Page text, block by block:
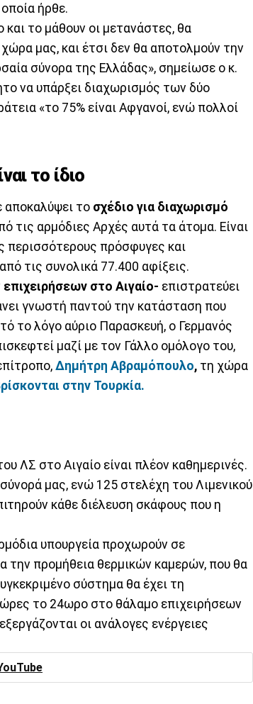
ήρθε.
και το μάθουν οι μετανάστες, θα
μας, και έτσι δεν θα αποτολμούν την
σύνορα της Ελλάδας», σημείωσε ο κ.
να υπάρξει διαχωρισμός των δύο
«το 75% είναι Αφγανοί, ενώ πολλοί
το ίδιο
αποκαλύψει το σχέδιο για διαχωρισμό
τις αρμόδιες Αρχές αυτά τα άτομα. Είναι
περισσότερους πρόσφυγες και
τις συνολικά 77.400 αφίξεις.
επιχειρήσεων στο Αιγαίο- επιστρατεύει
γνωστή παντού την κατάσταση που
το λόγο αύριο Παρασκευή, ο Γερμανός
μαζί με τον Γάλλο ομόλογο του,
Δημήτρη Αβραμόπουλο, τη χώρα
στην Τουρκία.
ΛΣ στο Αιγαίο είναι πλέον καθημερινές.
μας, ενώ 125 στελέχη του Λιμενικού
κάθε διέλευση σκάφους που η
υπουργεία προχωρούν σε
την προμήθεια θερμικών καμερών, που θα
σύστημα θα έχει τη
ώρες το 24ωρο στο θάλαμο επιχειρήσεων
οι ανάλογες ενέργειες